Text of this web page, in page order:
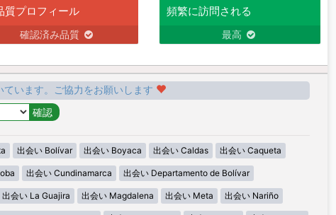
質プロフィール
確認済み品質
頻繁に訪問される
最高
います。ご協力をお願いします
出会い Bolívar 出会い Boyaca 出会い Caldas 出会い Caqueta
出会い Cundinamarca 出会い Departamento de Bolívar
出会い La Guajira 出会い Magdalena 出会い Meta 出会い Nariño